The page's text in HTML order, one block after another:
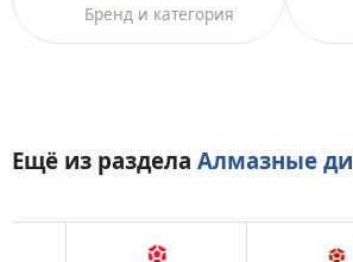
Бренд и категория
Ещё из раздела Алмазные